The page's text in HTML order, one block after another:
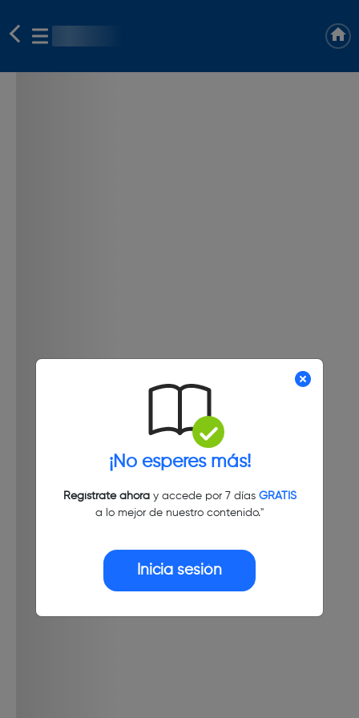
¡No esperes más!
Regístrate ahoray accede por 7 días GRATIS
a lo mejor de nuestro contenido."
Inicia sesión